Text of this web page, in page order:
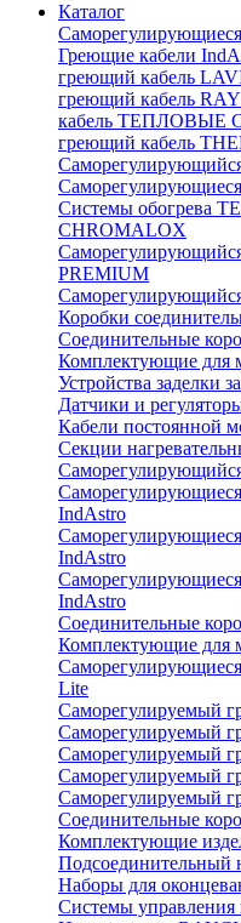
Каталог
Греющие кабели
греющий кабель
греющий кабель
кабель
греющий кабель
Системы обогрева
CHROMALOX
PREMIUM
Коробки
Соединительные
Комплектующие для
Устройства заделки
Датчики и
Кабели постоянной
Секции
IndAstro
IndAstro
IndAstro
Соединительные
Комплектующие для
Lite
Саморегулируемый
Саморегулируемый
Саморегулируемый
Саморегулируемый
Саморегулируемый
Соединительные
Комплектующие
Подсоединительный
Наборы для
Системы управления